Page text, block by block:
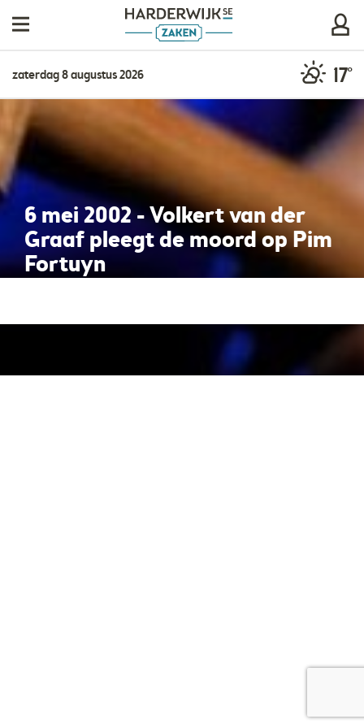
zaterdag 8 augustus 2026 17°
6 mei 2002 - Volkert van der
Graaf pleegt de moord op Pim
Fortuyn